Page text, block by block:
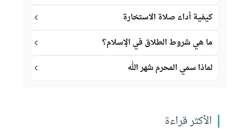
كيفية أداء صلاة الاستخارة
ما هي شروط الطلاق في الإسلام؟
لماذا سمي المحرم شهر الله
الأكثر قراءة